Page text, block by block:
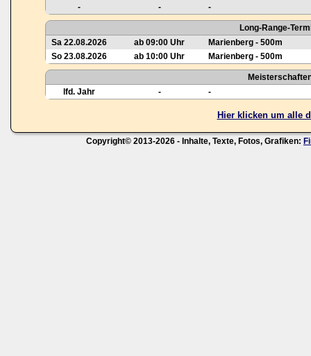
-
- -
Long-Range-
Sa 22.08.2026
ab 09:00 Uhr
Marienberg - 500m
So 23.08.2026
ab 10:00 Uhr Marienberg - 500m
lfd. Jahr
- -
Hier klicken um alle
Copyright© 2013-2026 - Inhalte, Texte, Fotos, Grafiken: